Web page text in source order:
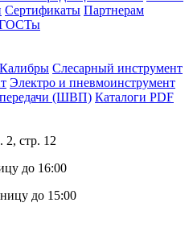
Сертификаты Партнерам
Калибры Слесарный инструмент
Электро и пневмоинструмент
(ШВП) Каталоги PDF
2, стр. 12
до 16:00
до 15:00